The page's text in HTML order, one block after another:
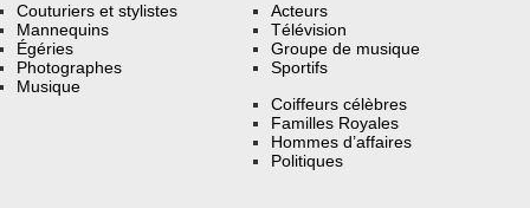
Couturiers et stylistes
Mannequins
Égéries
Photographes
Musique
Acteurs
Télévision
Groupe de musique
Sportifs
Coiffeurs célèbres
Familles Royales
Hommes d’affaires
Politiques